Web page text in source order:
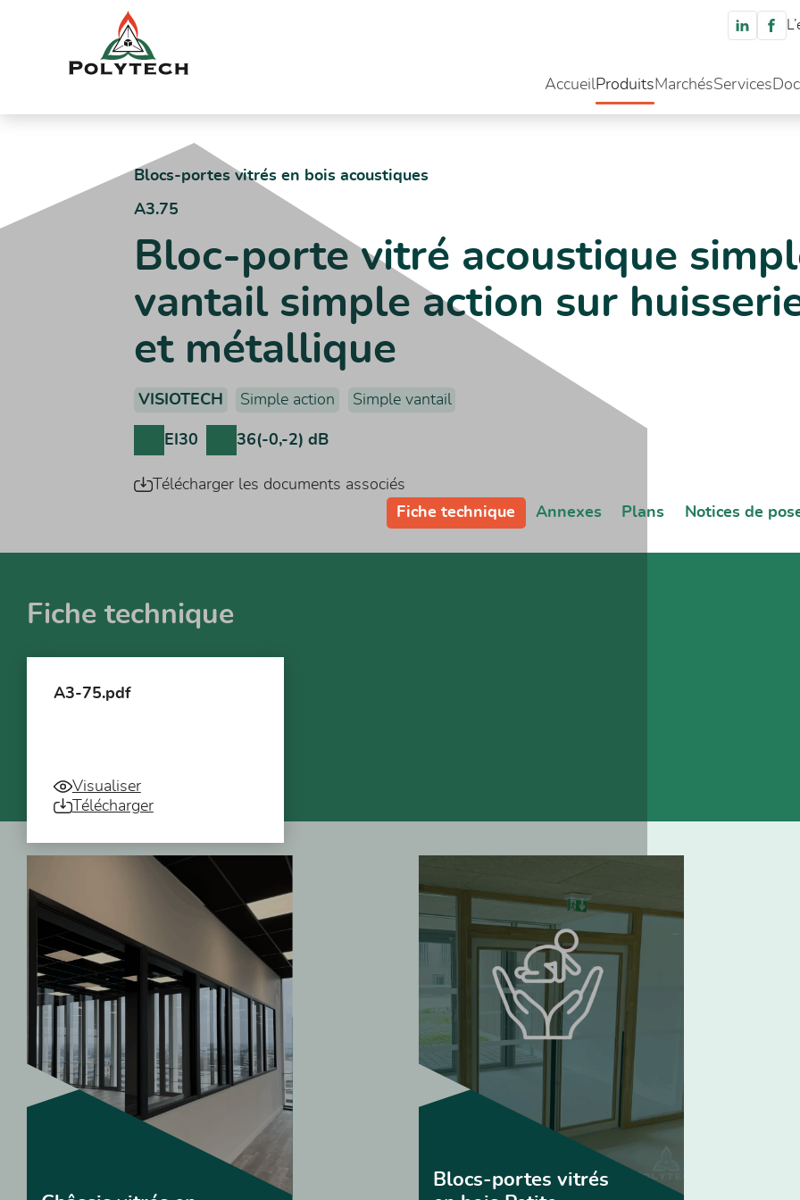
AccueilProduitsMarchésServices
Blocs-portes vitrés en bois acoustiques
A3.75
Bloc-porte vitré acoustique
vantail simple action sur
et métallique
VISIOTECH Simple action Simple vantail
EI30 36(-0,-2) dB
Télécharger les documents associés
Fiche technique
Annexes Plans Notices de
Fiche technique
A3-75.pdf
Visualiser
Télécharger
Blocs-portes vitrés